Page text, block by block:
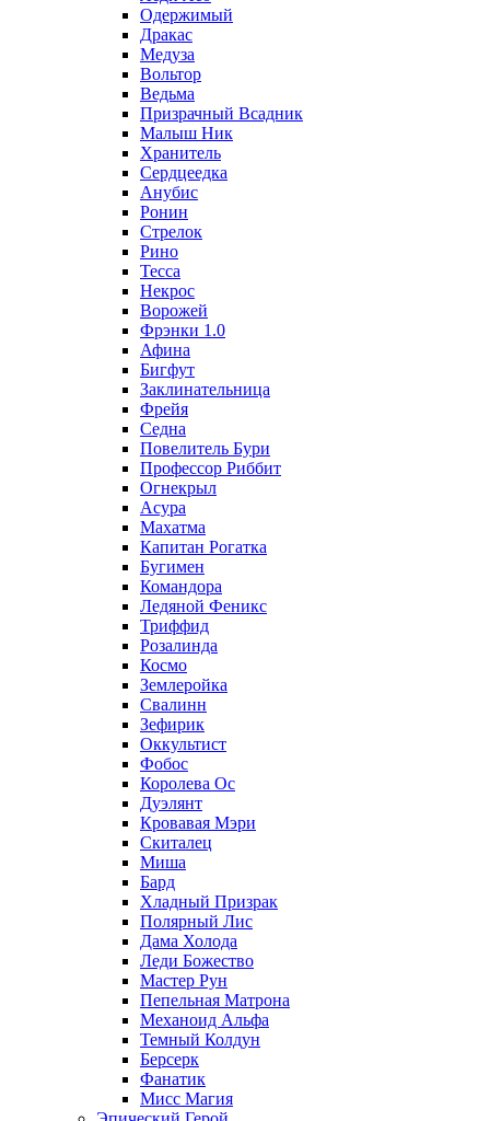
Одержимый
Дракас
Медуза
Вольтор
Ведьма
Призрачный Всадник
Малыш Ник
Хранитель
Сердцеедка
Анубис
Ронин
Стрелок
Рино
Тесса
Некрос
Ворожей
Фрэнки 1.0
Афина
Бигфут
Заклинательница
Фрейя
Седна
Повелитель Бури
Профеcсор Риббит
Огнекрыл
Асура
Махатма
Капитан Рогатка
Бугимен
Командора
Ледяной Феникс
Триффид
Розалинда
Космо
Землеройка
Свалинн
Зефирик
Оккультист
Фобос
Королева Ос
Дуэлянт
Кровавая Мэри
Скиталец
Миша
Бард
Хладный Призрак
Полярный Лис
Дама Холода
Леди Божество
Мастер Рун
Пепельная Матрона
Механоид Альфа
Темный Колдун
Берсерк
Фанатик
Мисс Магия